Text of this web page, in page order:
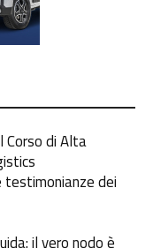
Corso di Alta
dei
il vero nodo è